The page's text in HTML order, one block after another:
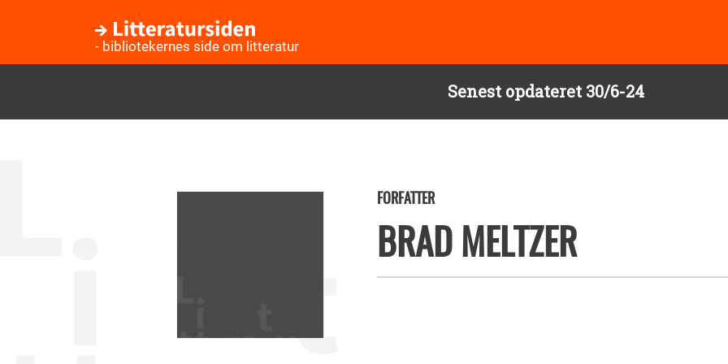
Senest opdateret 30/6-24
- bibliotekernes side om litteratur
FORFATTER
BRAD MELTZER